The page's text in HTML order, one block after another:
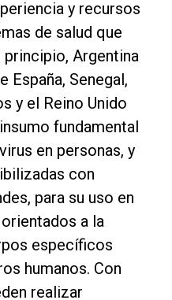
y recursos
de salud que
principio, Argentina
España, Senegal,
y el Reino Unido
fundamental
en personas, y
con
para su uso en
a la
específicos
humanos. Con
realizar